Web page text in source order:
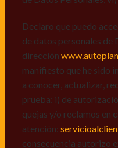
responsables, para
datos conforme lo
Declaro que puedo
de datos personales de
dirección
manifiesto que he sido
a conocer, actualizar,
prueba: i) de
quejas y/o reclamos en
atención:
consecuencia autorizo